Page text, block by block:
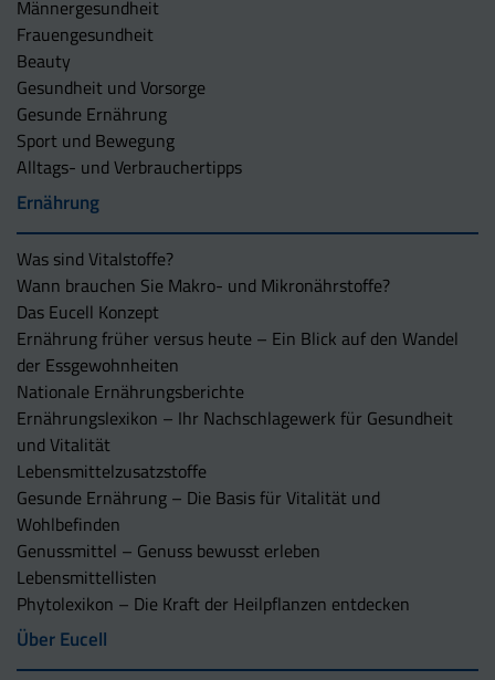
Männergesundheit
Frauengesundheit
Beauty
Gesundheit und Vorsorge
Gesunde Ernährung
Sport und Bewegung
Alltags- und Verbrauchertipps
Ernährung
Was sind Vitalstoffe?
Wann brauchen Sie Makro- und Mikronährstoffe?
Das Eucell Konzept
Ernährung früher versus heute – Ein Blick auf den Wandel
der Essgewohnheiten
Nationale Ernährungsberichte
Ernährungslexikon – Ihr Nachschlagewerk für Gesundheit
und Vitalität
Lebensmittelzusatzstoffe
Gesunde Ernährung – Die Basis für Vitalität und
Wohlbefinden
Genussmittel – Genuss bewusst erleben
Lebensmittellisten
Phytolexikon – Die Kraft der Heilpflanzen entdecken
Über Eucell